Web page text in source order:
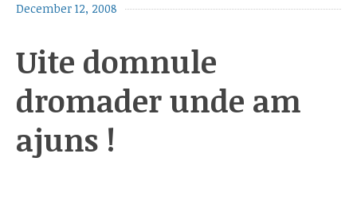
December 12, 2008
Uite domnule
dromader unde am
ajuns !